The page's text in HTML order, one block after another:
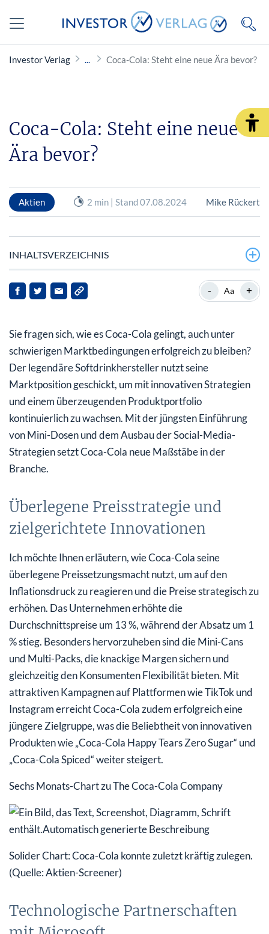
Investor Verlag Coca-Cola: Steht eine neue Ära bevor?
Coca-Cola: Steht eine neue
Ära bevor?
Aktien 2 min | Stand 07.08.2024 Mike Rückert
INHALTSVERZEICHNIS
Überlegene Preisstrategie und zielgerichtete
Innovationen
Fazit: Warum Coca-Cola jetzt interessanter denn je ist
- Aa +
Sie fragen sich, wie es Coca-Cola gelingt, auch unter
schwierigen Marktbedingungen erfolgreich zu bleiben?
Der legendäre Softdrinkhersteller nutzt seine
Marktposition geschickt, um mit innovativen Strategien
und einem überzeugenden Produktportfolio
kontinuierlich zu wachsen. Mit der jüngsten Einführung
von Mini-Dosen und dem Ausbau der Social-Media-
Strategien setzt Coca-Cola neue Maßstäbe in der
Branche.
Überlegene Preisstrategie und
zielgerichtete Innovationen
Ich möchte Ihnen erläutern, wie Coca-Cola seine
überlegene Preissetzungsmacht nutzt, um auf den
Inflationsdruck zu reagieren und die Preise strategisch zu
erhöhen. Das Unternehmen erhöhte die
Durchschnittspreise um 13 %, während der Absatz um 1
% stieg. Besonders hervorzuheben sind die Mini-Cans
und Multi-Packs, die knackige Margen sichern und
gleichzeitig den Konsumenten Flexibilität bieten. Mit
attraktiven Kampagnen auf Plattformen wie TikTok und
Instagram erreicht Coca-Cola zudem erfolgreich eine
jüngere Zielgruppe, was die Beliebtheit von innovativen
Produkten wie „Coca-Cola Happy Tears Zero Sugar“ und
„Coca-Cola Spiced“ weiter steigert.
Sechs Monats-Chart zu The Coca-Cola Company
Solider Chart: Coca-Cola konnte zuletzt kräftig zulegen.
(Quelle: Aktien-Screener)
Technologische Partnerschaften